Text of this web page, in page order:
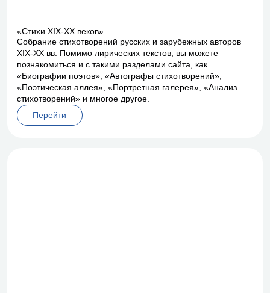
«Стихи XIX-XX веков»
Собрание стихотворений русских и зарубежных авторов
XIX-XX вв. Помимо лирических текстов, вы можете
познакомиться и с такими разделами сайта, как
«Биографии поэтов», «Автографы стихотворений»,
«Поэтическая аллея», «Портретная галерея», «Анализ
стихотворений» и многое другое.
Перейти